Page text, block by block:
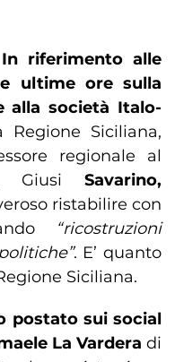
In riferimento alle
ultime ore sulla
alla società Italo-
Siciliana,
regionale al
Giusi Savarino,
ristabilire con
“ricostruzioni
. E’ quanto
Siciliana.
postato sui social
La Vardera di